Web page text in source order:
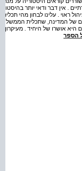
. אין דבר ודאי יותר
ראוי . עלינו לבחון מהי
של המדינה, שתכלית הממשל
היא אושרו של היחיד .
הספר